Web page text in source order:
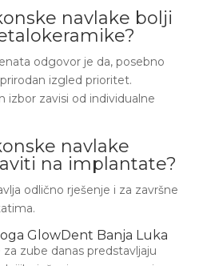
navlake bolji
odgovor je da, posebno
izgled prioritet.
izbor zavisi od individualne
navlake
na implantate?
odlično rješenje i za završne
GlowDent Banja Luka
za zube danas predstavljaju